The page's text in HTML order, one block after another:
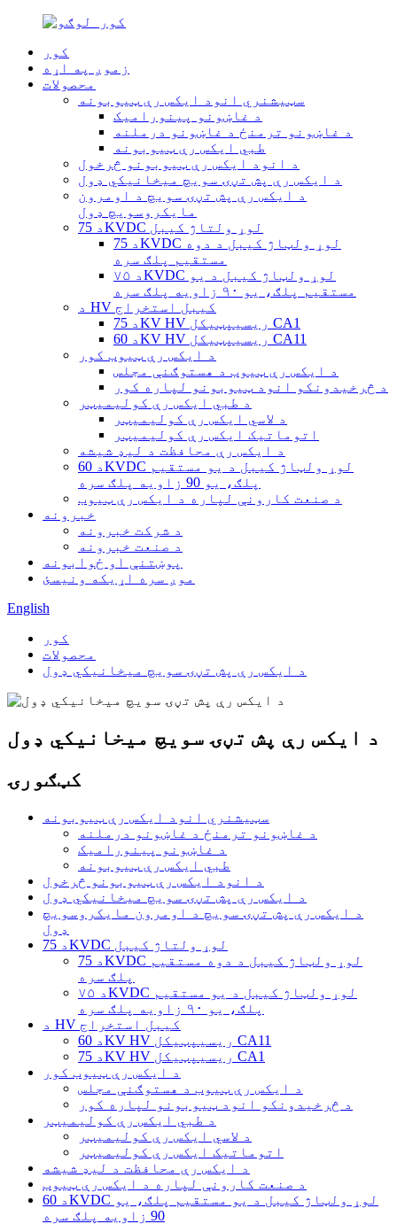
کور
زموږ په اړه
محصولات
سټیشنري انود ایکس رې ټیوبونه
د غاښونو پینورامیک
د غاښونو ترمنځ د غاښونو درملنه
طبي ایکس رې ټیوبونه
د انود ایکس رې ټیوبونو څرخول
د ایکس رې پش تڼۍ سویچ میخانیکي ډول
د ایکس رې پش تڼۍ سویچ د اومرون
مایکروسویچ ډول
د 75KVDC لوړ ولتاژ کیبل
د 75KVDC لوړ ولټاژ کیبل د دوه
مستقیم پلګ سره
د ۷۵KVDC لوړ ولټاژ کیبل د یو
مستقیم پلګ، یو ۹۰ زاویه پلګ سره
د HV کیبل استخراج
د 75KV HV ریسیپټیکل CA1
د 60KV HV ریسیپټیکل CA11
د ایکس رې ټیوب کور
د ایکس رې ټیوب د هستوګنې مجلس
د څرخیدونکو انود ټیوبونو لپاره کور
د طبي ایکس رې کولیمیټر
د لاسي ایکس رې کولیمیټر
اتوماتیک ایکس رې کولیمیټر
د ایکس رې محافظت د لیډ شیشه
د 60KVDC لوړ ولټاژ کیبل د یو مستقیم
پلګ، یو 90 زاویه پلګ سره
د صنعت کارونې لپاره د ایکس رې ټیوب
خبرونه
د شرکت خبرونه
د صنعت خبرونه
پوښتنې او ځوابونه
موږ سره اړیکه ونیسئ
English
کور
محصولات
د ایکس رې پش تڼۍ سویچ میخانیکي ډول
د ایکس رې پش تڼۍ سویچ میخانیکي ډول
کټګورۍ
سټیشنري انود ایکس رې ټیوبونه
د غاښونو ترمنځ د غاښونو درملنه
د غاښونو پینورامیک
طبي ایکس رې ټیوبونه
د انود ایکس رې ټیوبونو څرخول
د ایکس رې پش تڼۍ سویچ میخانیکي ډول
د ایکس رې پش تڼۍ سویچ د اومرون مایکروسویچ
ډول
د 75KVDC لوړ ولتاژ کیبل
د 75KVDC لوړ ولټاژ کیبل د دوه مستقیم
پلګ سره
د ۷۵KVDC لوړ ولټاژ کیبل د یو مستقیم
پلګ، یو ۹۰ زاویه پلګ سره
د HV کیبل استخراج
د 60KV HV ریسیپټیکل CA11
د 75KV HV ریسیپټیکل CA1
د ایکس رې ټیوب کور
د ایکس رې ټیوب د هستوګنې مجلس
د څرخیدونکو انود ټیوبونو لپاره کور
د طبي ایکس رې کولیمیټر
د لاسي ایکس رې کولیمیټر
اتوماتیک ایکس رې کولیمیټر
د ایکس رې محافظت د لیډ شیشه
د صنعت کارونې لپاره د ایکس رې ټیوب
د 60KVDC لوړ ولټاژ کیبل د یو مستقیم پلګ، یو
90 زاویه پلګ سره